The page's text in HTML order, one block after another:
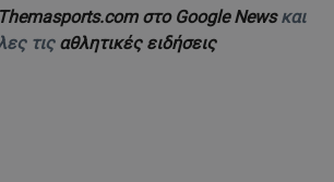
Themasports.com στο Google Newsκαι
τις αθλητικές ειδήσεις